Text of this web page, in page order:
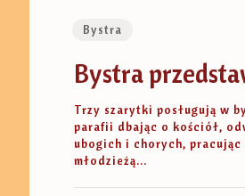
Bystra
Bystra
Trzy szarytki posługują w
parafii dbając o kościół,
ubogich i chorych, pracując
młodzieżą...